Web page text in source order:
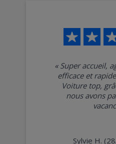
« Super accueil,
efficace et
Voiture top,
nous avons
Sylvie H.